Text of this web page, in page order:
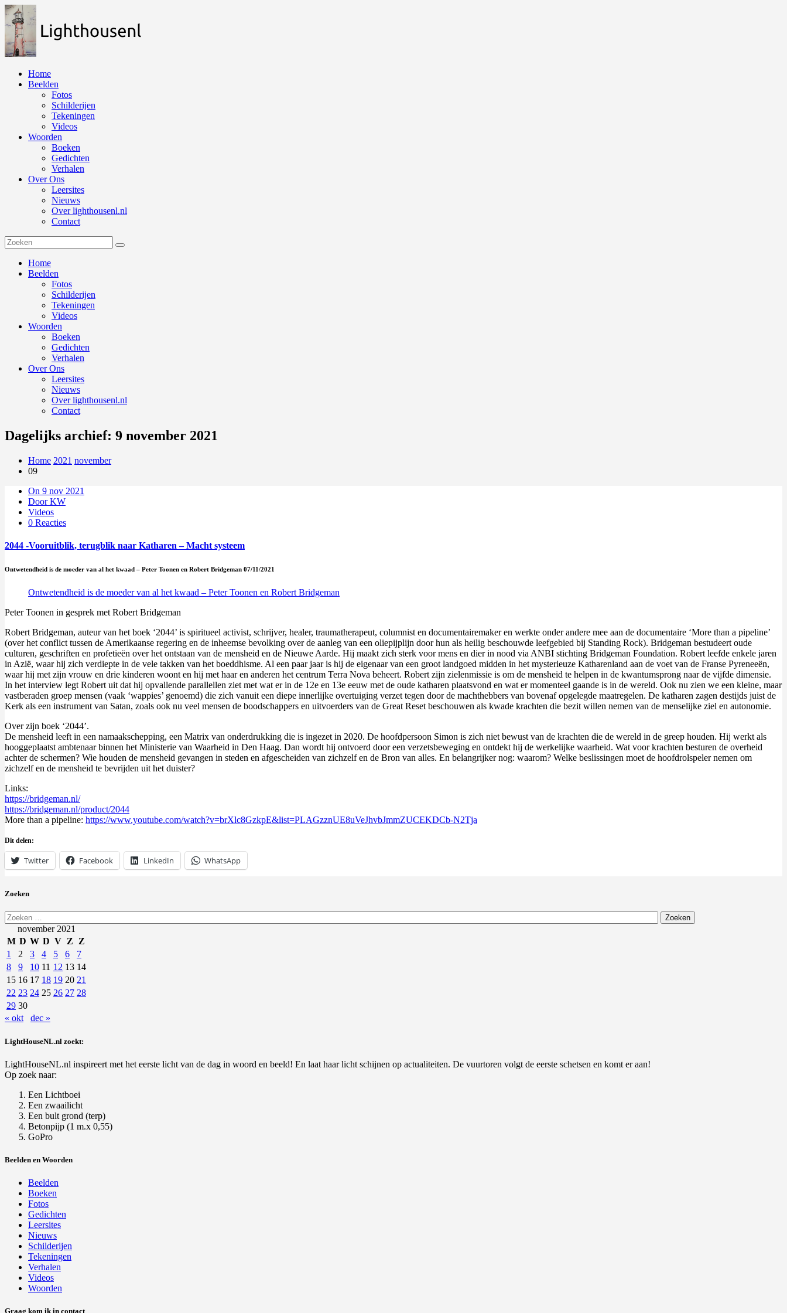
Naar
de
inhoud
springen
Home
Beelden
Fotos
Schilderijen
Tekeningen
Videos
Woorden
Boeken
Gedichten
Verhalen
Over Ons
Leersites
Nieuws
Over lighthousenl.nl
Contact
Home
Beelden
Fotos
Schilderijen
Tekeningen
Videos
Woorden
Boeken
Gedichten
Verhalen
Over Ons
Leersites
Nieuws
Over lighthousenl.nl
Contact
Dagelijks archief: 9 november 2021
Home 2021 november
09
On 9 nov 2021
Door KW
Videos
0 Reacties
2044 -Vooruitblik, terugblik naar Katharen – Macht systeem
Ontwetendheid is de moeder van al het kwaad – Peter Toonen en Robert Bridgeman 07/11/2021
Ontwetendheid is de moeder van al het kwaad – Peter Toonen en Robert Bridgeman
Peter Toonen in gesprek met Robert Bridgeman
Robert Bridgeman, auteur van het boek ‘2044’ is spiritueel activist, schrijver, healer, traumatherapeut, columnist en documentairemaker en werkte onder andere mee aan de documentaire ‘More than a pipeline’
(over het conflict tussen de Amerikaanse regering en de inheemse bevolking over de aanleg van een oliepijplijn door hun als heilig beschouwde leefgebied bij Standing Rock). Bridgeman bestudeert oude
culturen, geschriften en profetieën over het ontstaan van de mensheid en de Nieuwe Aarde. Hij maakt zich sterk voor mens en dier in nood via ANBI stichting Bridgeman Foundation. Robert leefde enkele jaren
in Azië, waar hij zich verdiepte in de vele takken van het boeddhisme. Al een paar jaar is hij de eigenaar van een groot landgoed midden in het mysterieuze Katharenland aan de voet van de Franse Pyreneeën,
waar hij met zijn vrouw en drie kinderen woont en hij met haar en anderen het centrum Terra Nova beheert. Robert zijn zielenmissie is om de mensheid te helpen in de kwantumsprong naar de vijfde dimensie.
In het interview legt Robert uit dat hij opvallende parallellen ziet met wat er in de 12e en 13e eeuw met de oude katharen plaatsvond en wat er momenteel gaande is in de wereld. Ook nu zien we een kleine, maar
vastberaden groep mensen (vaak ‘wappies’ genoemd) die zich vanuit een diepe innerlijke overtuiging verzet tegen door de machthebbers van bovenaf opgelegde maatregelen. De katharen zagen destijds juist de
Kerk als een instrument van Satan, zoals ook nu veel mensen de boodschappers en uitvoerders van de Great Reset beschouwen als kwade krachten die bezit willen nemen van de menselijke ziel en autonomie.
Over zijn boek ‘2044’.
De mensheid leeft in een namaakschepping, een Matrix van onderdrukking die is ingezet in 2020. De hoofdpersoon Simon is zich niet bewust van de krachten die de wereld in de greep houden. Hij werkt als
hooggeplaatst ambtenaar binnen het Ministerie van Waarheid in Den Haag. Dan wordt hij ontvoerd door een verzetsbeweging en ontdekt hij de werkelijke waarheid. Wat voor krachten besturen de overheid
achter de schermen? Wie houden de mensheid gevangen in steden en afgescheiden van zichzelf en de Bron van alles. En belangrijker nog: waarom? Welke beslissingen moet de hoofdrolspeler nemen om
zichzelf en de mensheid te bevrijden uit het duister?
Links:
https://bridgeman.nl/
https://bridgeman.nl/product/2044
More than a pipeline: https://www.youtube.com/watch?v=brXlc8GzkpE&list=PLAGzznUE8uVeJhvbJmmZUCEKDCb-N2Tja
Dit delen:
Twitter Facebook LinkedIn WhatsApp
Zoeken
Zoeken
naar:november 2021
M D W D V Z
Z
1
2 3 4 5 6
7
8
9 10 11 12 13 14
15 16 17 18 19 20 21
22 23 24 25 26 27 28
29 30
« okt
dec »
LightHouseNL.nl zoekt:
LightHouseNL.nl inspireert met het eerste licht van de dag in woord en beeld! En laat haar licht schijnen op actualiteiten. De vuurtoren volgt de eerste schetsen en komt er aan!
Op zoek naar:
Een Lichtboei
Een zwaailicht
Een bult grond (terp)
Betonpijp (1 m.x 0,55)
GoPro
Beelden en Woorden
Beelden
Boeken
Fotos
Gedichten
Leersites
Nieuws
Schilderijen
Tekeningen
Verhalen
Videos
Woorden
Graag kom ik in contact